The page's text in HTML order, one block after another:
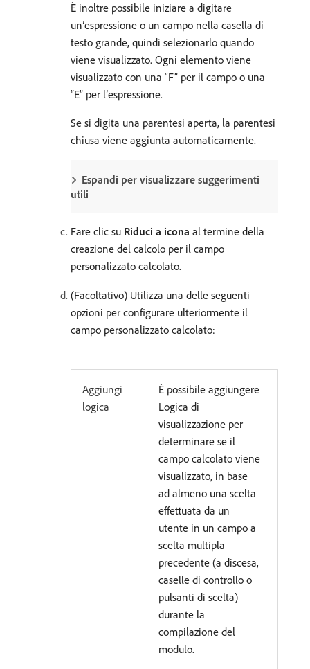
È inoltre possibile iniziare a digitare
un’espressione o un campo nella casella di
testo grande, quindi selezionarlo quando
viene visualizzato. Ogni elemento viene
visualizzato con una “F” per il campo o una
“E” per l’espressione.
Se si digita una parentesi aperta, la parentesi
chiusa viene aggiunta automaticamente.
Espandi per visualizzare suggerimenti
utili
Fare clic su Riduci a icona al termine della
creazione del calcolo per il campo
personalizzato calcolato.
(Facoltativo) Utilizza una delle seguenti
opzioni per configurare ulteriormente il
campo personalizzato calcolato:
Aggiungi
logica
È possibile aggiungere
Logica di
visualizzazione per
determinare se il
campo calcolato viene
visualizzato, in base
ad almeno una scelta
effettuata da un
utente in un campo a
scelta multipla
precedente (a discesa,
caselle di controllo o
pulsanti di scelta)
durante la
compilazione del
modulo.